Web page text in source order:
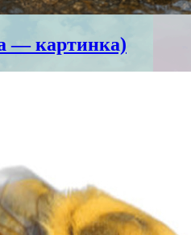
— картинка)